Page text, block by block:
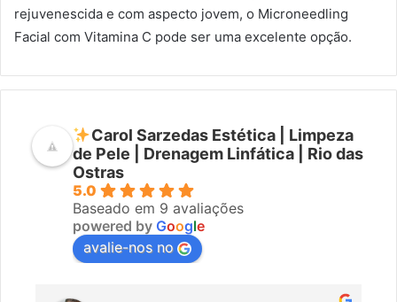
rejuvenescida e com aspecto jovem, o Microneedling
Facial com Vitamina C pode ser uma excelente opção.
Carol Sarzedas Estética | Limpeza
de Pele | Drenagem Linfática | Rio das
Ostras
5.0
Baseado em 9 avaliações
powered by Google
avalie-nos no